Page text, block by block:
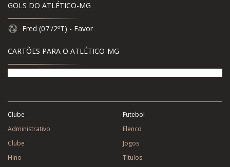
GOLS DO ATLÉTICO-MG
Fred (07'/2ºT) - Favor
CARTÕES PARA O ATLÉTICO-MG
Clube
Administrativo
Clube
Hino
Futebol
Elenco
Jogos
Títulos